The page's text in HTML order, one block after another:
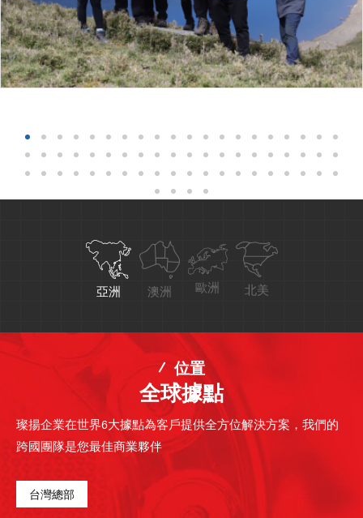
1 2 3 4 5 6 7 8 9 10 11 12 13 14 15 16 17 18 19
20
21
22 23 24 25 26 27 28 29 30 31 32 33 34 35 36 37 38 39
40
41
42 43 44 45 46 47 48 49 50 51 52 53 54 55 56 57 58 59
60
61
62 63 64
亞洲 澳洲 歐洲 北美
位置
全球據點
璨揚企業在世界6大據點為客戶提供全方位解決方案，我們的
跨國團隊是您最佳商業夥伴
台灣總部